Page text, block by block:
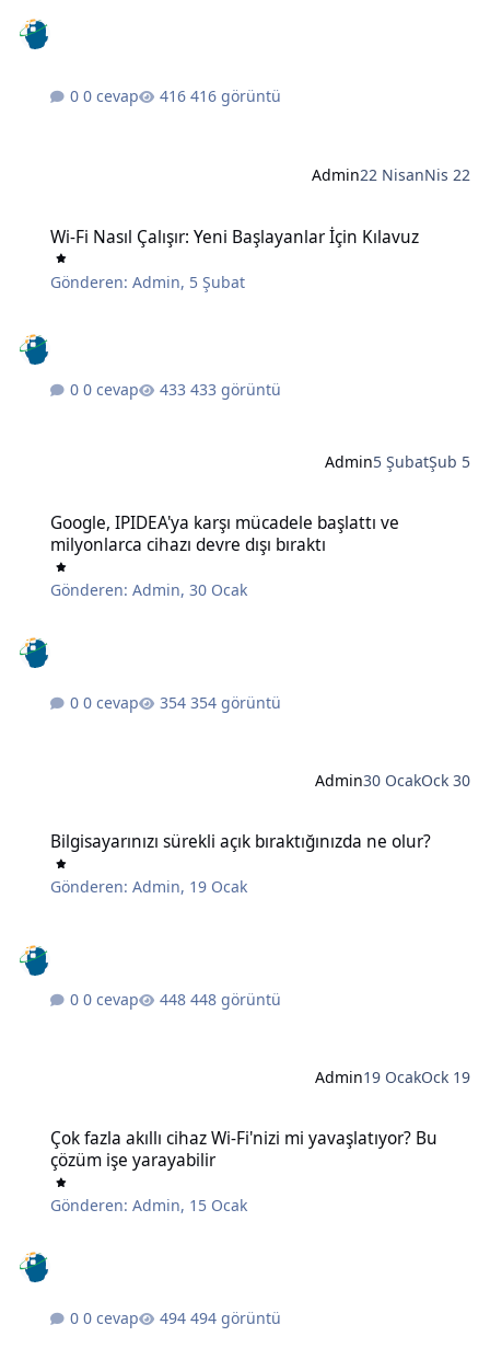
0 cevap 416 görüntü
Admin22 NisanNis 22
Wi-Fi Nasıl Çalışır: Yeni Başlayanlar İçin Kılavuz
Gönderen:Admin, 5 Şubat
0 cevap 433 görüntü
Admin5 ŞubatŞub 5
Google, IPIDEA'ya karşı mücadele başlattı ve
milyonlarca cihazı devre dışı bıraktı
Gönderen:Admin,30 Ocak
0 cevap 354 görüntü
Admin30 OcakOck 30
Bilgisayarınızı sürekli açık bıraktığınızda ne olur?
Gönderen:Admin, 19 Ocak
0 cevap 448 görüntü
Admin19 OcakOck 19
Çok fazla akıllı cihaz Wi-Fi'nizi mi yavaşlatıyor? Bu
çözüm işe yarayabilir
Gönderen:Admin, 15 Ocak
0 cevap 494 görüntü